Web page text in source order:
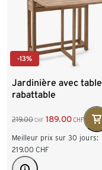
-13%
Jardinière avec table
rabattable
219.00 CHF 189.00CHF
Meilleur prix sur 30 jours:
219.00 CHF